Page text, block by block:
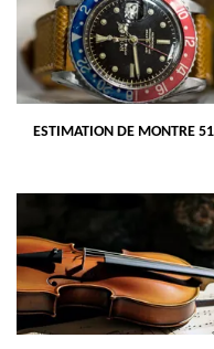
ESTIMATION DE MONTRE 51